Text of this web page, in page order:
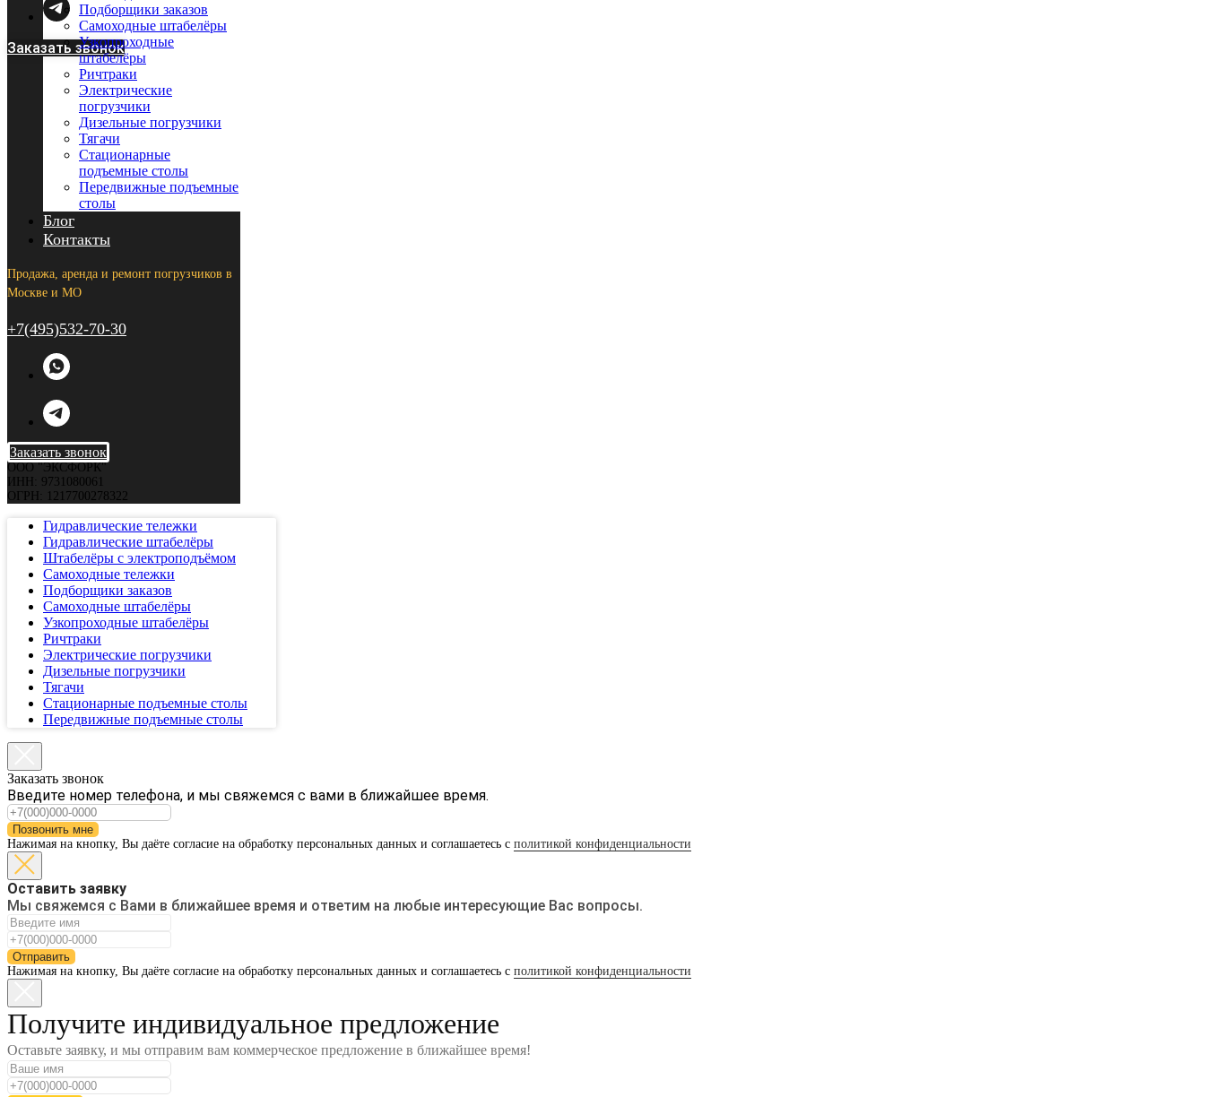
Заказать звонок
Подборщики заказов
Самоходные штабелёры
Узкопроходные
штабелёры
Ричтраки
Электрические
погрузчики
Дизельные погрузчики
Тягачи
Стационарные
подъемные столы
Передвижные подъемные
столы
Блог
Контакты
Продажа, аренда и ремонт погрузчиков в
Москве и МО
+7(495)532-70-30
Заказать звонок
ООО "ЭКСФОРК"
ИНН: 9731080061
ОГРН: 1217700278322
Гидравлические тележки
Гидравлические штабелёры
Штабелёры с электроподъёмом
Самоходные тележки
Подборщики заказов
Самоходные штабелёры
Узкопроходные штабелёры
Ричтраки
Электрические погрузчики
Дизельные погрузчики
Тягачи
Стационарные подъемные столы
Передвижные подъемные столы
Заказать звонок
Введите номер телефона, и мы свяжемся с вами в ближайшее время.
Позвонить мне
Нажимая на кнопку, Вы даёте согласие на обработку персональных данных и соглашаетесь с политикой конфиденциальности
Оставить заявку
Мы свяжемся с Вами в ближайшее время и ответим на любые интересующие Вас вопросы.
Отправить
Нажимая на кнопку, Вы даёте согласие на обработку персональных данных и соглашаетесь с политикой конфиденциальности
Получите индивидуальное предложение
Оставьте заявку, и мы отправим вам коммерческое предложение в ближайшее время!